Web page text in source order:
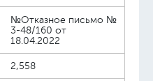
№Отказное письмо №
3-48/160 от
18.04.2022
2,558